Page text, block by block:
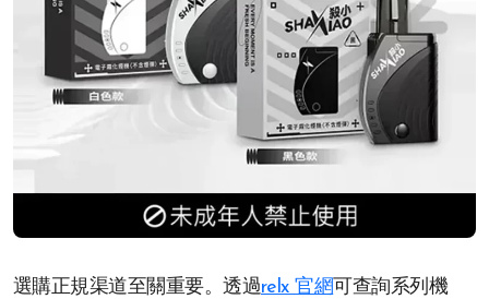
選購正規渠道至關重要。透過relx 官網 可查詢系列機